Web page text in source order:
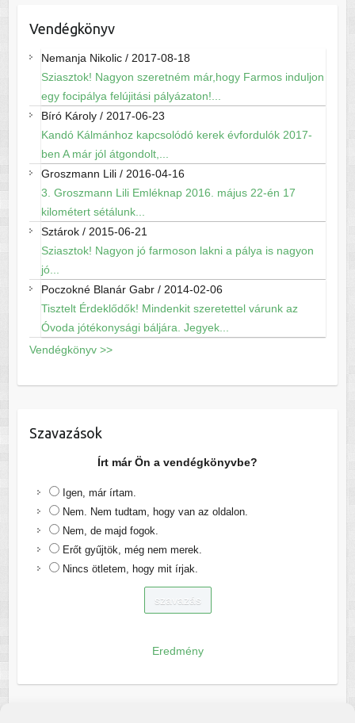
Vendégkönyv
Nemanja Nikolic/ 2017-08-18
Sziasztok! Nagyon szeretném már,hogy Farmos induljon
egy focipálya felújitási pályázaton!...
Bíró Károly/ 2017-06-23
Kandó Kálmánhoz kapcsolódó kerek évfordulók 2017-
ben A már jól átgondolt,...
Groszmann Lili/ 2016-04-16
3. Groszmann Lili Emléknap 2016. május 22-én 17
kilométert sétálunk...
Sztárok/ 2015-06-21
Sziasztok! Nagyon jó farmoson lakni a pálya is nagyon
jó...
Poczokné Blanár Gabr/ 2014-02-06
Tisztelt Érdeklődők! Mindenkit szeretettel várunk az
Óvoda jótékonysági báljára. Jegyek...
Vendégkönyv >>
Szavazások
Írt már Ön a vendégkönyvbe?
Igen, már írtam.
Nem. Nem tudtam, hogy van az oldalon.
Nem, de majd fogok.
Erőt gyűjtök, még nem merek.
Nincs ötletem, hogy mit írjak.
Eredmény